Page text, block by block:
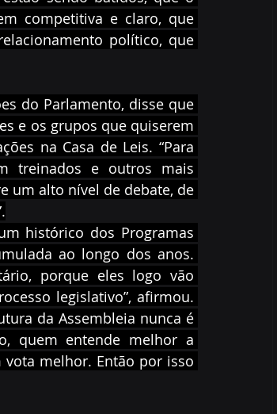
competitiva e claro, que
político, que
do Parlamento, disse que
e os grupos que quiserem
na Casa de Leis. “Para
treinados e outros mais
um alto nível de debate, de
histórico dos Programas
ao longo dos anos.
porque eles logo vão
legislativo”, afirmou.
da Assembleia nunca é
quem entende melhor a
melhor. Então por isso